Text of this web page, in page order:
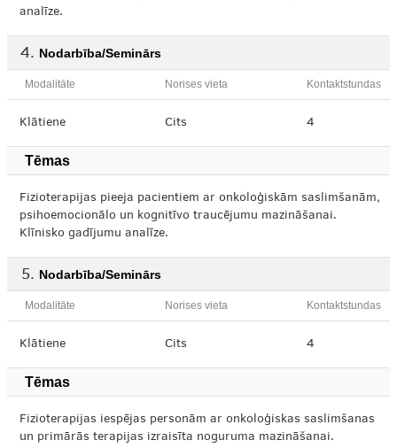
analīze.
Nodarbība/Seminārs
Modalitāte Norises vieta Kontaktstundas
Klātiene Cits 4
Tēmas
Fizioterapijas pieeja pacientiem ar onkoloģiskām saslimšanām,
psihoemocionālo un kognitīvo traucējumu mazināšanai.
Klīnisko gadījumu analīze.
Nodarbība/Seminārs
Modalitāte Norises vieta Kontaktstundas
Klātiene Cits 4
Tēmas
Fizioterapijas iespējas personām ar onkoloģiskas saslimšanas
un primārās terapijas izraisīta noguruma mazināšanai.